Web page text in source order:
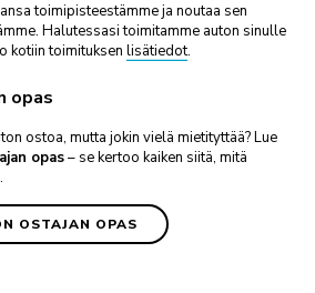
toimipisteestämme ja noutaa sen
Halutessasi toimitamme auton sinulle
kotiin toimituksen lisätiedot.
opas
ostoa, mutta jokin vielä mietityttää? Lue
opas– se kertoo kaiken siitä, mitä
OSTAJAN OPAS